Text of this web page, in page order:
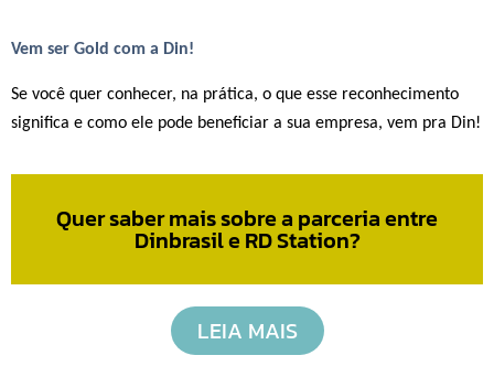
Vem ser Gold com a Din!
Se você quer conhecer, na prática, o que esse reconhecimento
significa e como ele pode beneficiar a sua empresa, vem pra Din!
Quer saber mais sobre a parceria entre
Dinbrasil e RD Station?
LEIA MAIS